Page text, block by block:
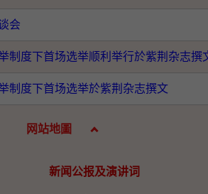
会
制度下首场选举顺利举行於紫荆杂志撰
制度下首场选举於紫荆杂志撰文
网站地圖
新闻公报及演讲词